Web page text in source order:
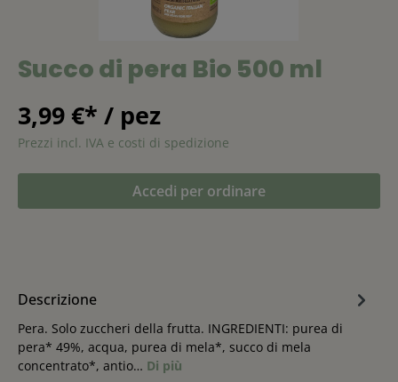
Succo di pera Bio 500 ml
3,99 €* / pez
Prezzi incl. IVA e costi di spedizione
Accedi per ordinare
Descrizione
Pera. Solo zuccheri della frutta. INGREDIENTI: purea di
pera* 49%, acqua, purea di mela*, succo di mela
concentrato*, antio… Di più